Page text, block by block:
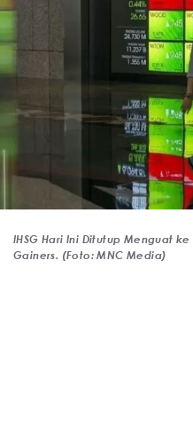
IHSG Hari Ini Ditutup Menguat
Gainers. (Foto: MNC Media)